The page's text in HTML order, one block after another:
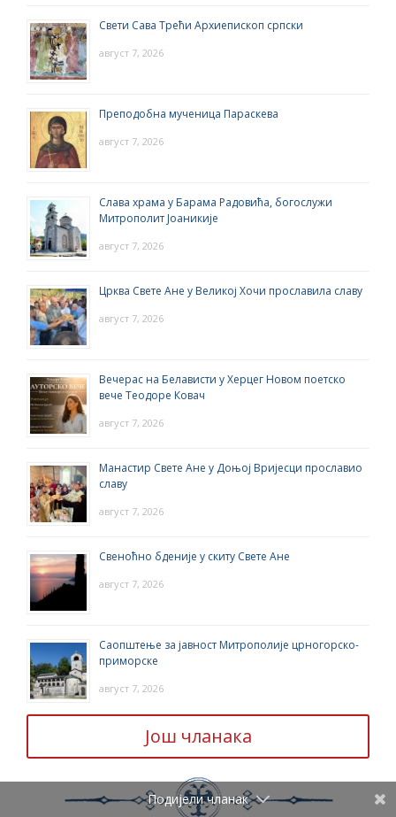
Свети Сава Трећи Архиепископ српски
август 7, 2026
Преподобна мученица Параскева
август 7, 2026
Слава храма у Барама Радовића, богослужи
Митрополит Јоаникије
август 7, 2026
Црква Свете Ане у Великој Хочи прославила славу
август 7, 2026
Вечерас на Белависти у Херцег Новом поетско
вече Теодоре Ковач
август 7, 2026
Манастир Свете Ане у Доњој Вријесци прославио
славу
август 7, 2026
Свеноћно бденије у скиту Свете Ане
август 7, 2026
Саопштење за јавност Митрополије црногорско-
приморске
август 7, 2026
Још чланака
Подијели чланак